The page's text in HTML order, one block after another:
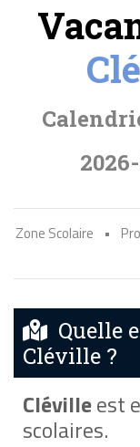
Zone Scolaire •
Quelle
Cléville ?
Clévilleest
scolaires.